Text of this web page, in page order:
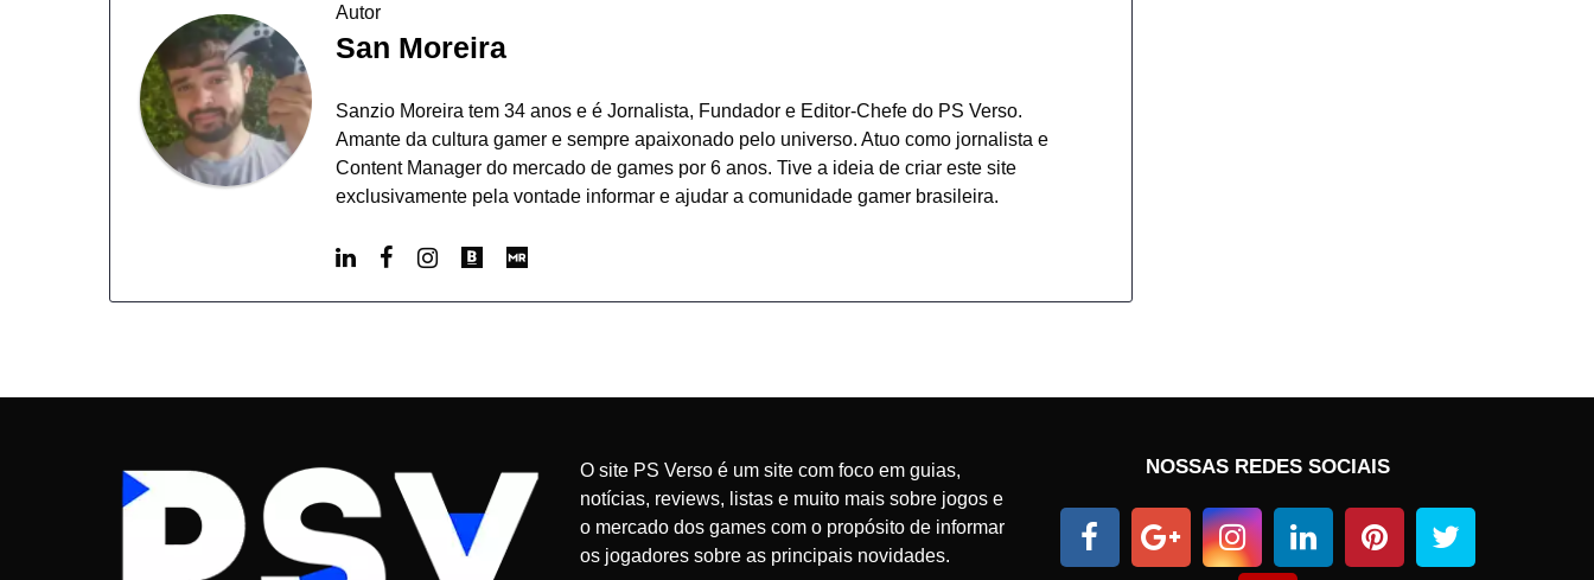
Autor
San Moreira
Sanzio Moreira tem 34 anos e é Jornalista, Fundador e Editor-Chefe do PS Verso.
Amante da cultura gamer e sempre apaixonado pelo universo. Atuo como jornalista e
Content Manager do mercado de games por 6 anos. Tive a ideia de criar este site
exclusivamente pela vontade informar e ajudar a comunidade gamer brasileira.
O site PS Verso é um site com foco em guias,
notícias, reviews, listas e muito mais sobre jogos e
o mercado dos games com o propósito de informar
os jogadores sobre as principais novidades.
NOSSAS REDES SOCIAIS